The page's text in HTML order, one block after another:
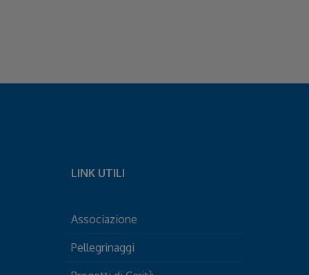
LINK UTILI
Associazione
Pellegrinaggi